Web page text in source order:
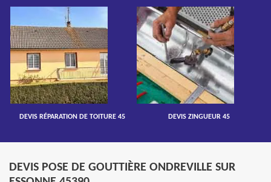
DEVIS RÉPARATION DE TOITURE 45 DEVIS ZINGUEUR 45
DEVIS POSE DE GOUTTIÈRE ONDREVILLE SUR